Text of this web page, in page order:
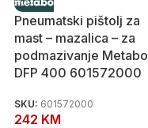
Pneumatski pištolj za
mast – mazalica – za
podmazivanje Metabo
DFP 400 601572000
SKU: 601572000
242 KM